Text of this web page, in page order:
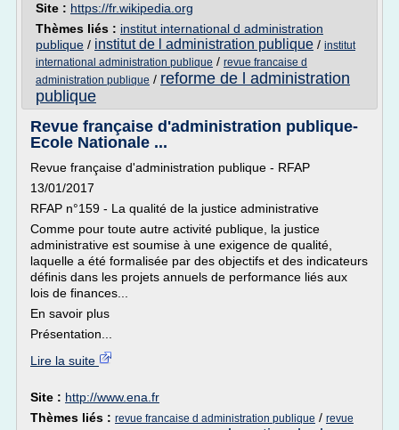
Site : https://fr.wikipedia.org
Thèmes liés : institut international d administration
publique / institut de l administration publique / institut
international administration publique / revue francaise d
administration publique / reforme de l administration
publique
Revue française d'administration publique-
Ecole Nationale ...
Revue française d'administration publique - RFAP
13/01/2017
RFAP n°159 - La qualité de la justice administrative
Comme pour toute autre activité publique, la justice
administrative est soumise à une exigence de qualité,
laquelle a été formalisée par des objectifs et des indicateurs
définis dans les projets annuels de performance liés aux
lois de finances...
En savoir plus
Présentation...
Lire la suite
Site : http://www.ena.fr
Thèmes liés : revue francaise d administration publique / revue